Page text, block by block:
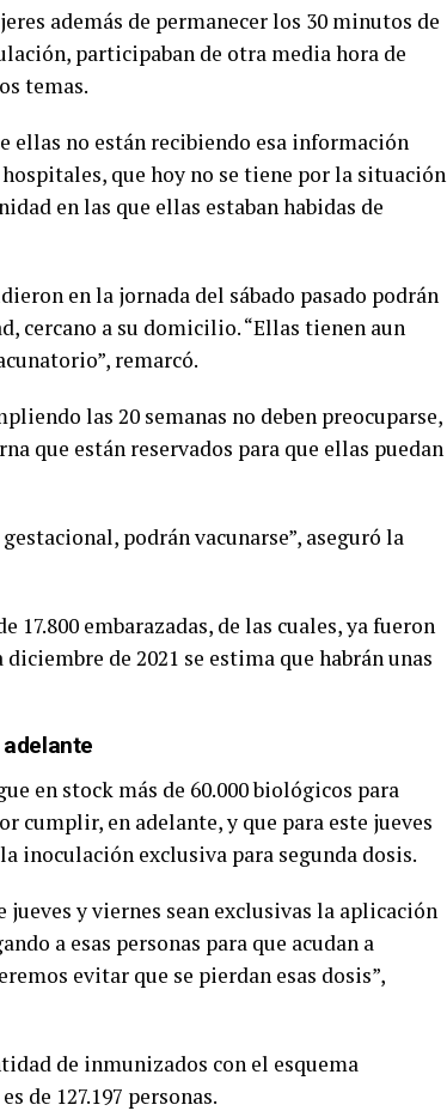
además de permanecer los 30 minutos de
participaban de otra media hora de
temas.
ellas no están recibiendo esa información
que hoy no se tiene por la situación
en las que ellas estaban habidas de
en la jornada del sábado pasado podrán
cercano a su domicilio. “Ellas tienen aun
remarcó.
las 20 semanas no deben preocuparse,
que están reservados para que ellas puedan
podrán vacunarse”, aseguró la
embarazadas, de las cuales, ya fueron
de 2021 se estima que habrán unas
en stock más de 60.000 biológicos para
cumplir, en adelante, y que para este jueves
inoculación exclusiva para segunda dosis.
y viernes sean exclusivas la aplicación
a esas personas para que acudan a
evitar que se pierdan esas dosis”,
de inmunizados con el esquema
de 127.197 personas.